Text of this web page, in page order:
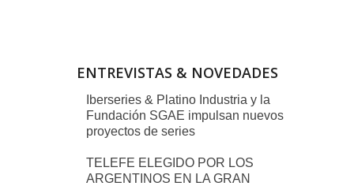
ENTREVISTAS & NOVEDADES
Iberseries & Platino Industria y la
Fundación SGAE impulsan nuevos
proyectos de series
TELEFE ELEGIDO POR LOS
ARGENTINOS EN LA GRAN